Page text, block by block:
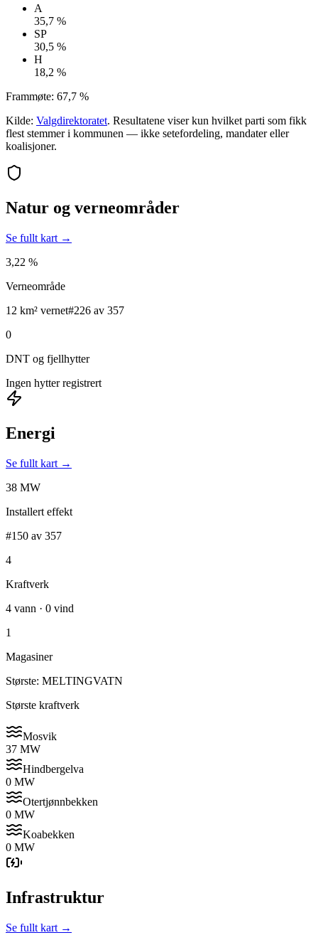
A
35,7 %
SP
30,5 %
H
18,2 %
Frammøte: 67,7 %
Kilde: Valgdirektoratet. Resultatene viser kun hvilket parti som fikk
flest stemmer i kommunen — ikke setefordeling, mandater eller
koalisjoner.
Natur og verneområder
Se fullt kart →
3,22 %
Verneområde
12 km² vernet#226 av 357
0
DNT og fjellhytter
Ingen hytter registrert
Energi
Se fullt kart →
38 MW
Installert effekt
#150 av 357
4
Kraftverk
4 vann · 0 vind
1
Magasiner
Største: MELTINGVATN
Største kraftverk
Mosvik
37 MW
Hindbergelva
0 MW
Otertjønnbekken
0 MW
Koabekken
0 MW
Infrastruktur
Se fullt kart →